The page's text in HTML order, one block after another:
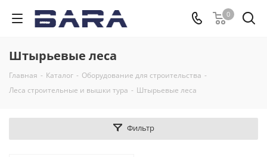
0
Штырьевые леса
Главная - Каталог - Оборудование для строительства -
Леса строительные и вышки тура - Штырьевые леса
Фильтр